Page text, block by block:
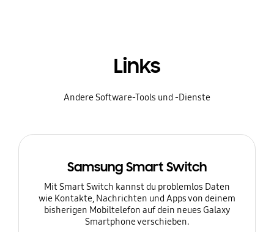
Links
Andere Software-Tools und -Dienste
Samsung Smart Switch
Mit Smart Switch kannst du problemlos Daten
wie Kontakte, Nachrichten und Apps von deinem
bisherigen Mobiltelefon auf dein neues Galaxy
Smartphone verschieben.